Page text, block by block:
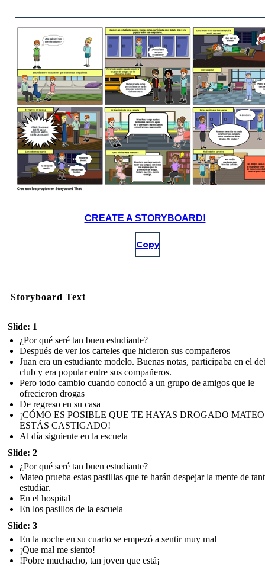
CREATE A STORYBOARD!
Copy
Storyboard Text
Slide: 1
¿Por qué seré tan buen estudiante?
Después de ver los carteles que hicieron sus compañeros
Juan era un estudiante modelo. Buenas notas, participaba en el
club y era popular entre sus compañeros.
Pero todo cambio cuando conoció a un grupo de amigos que le
ofrecieron drogas
De regreso en su casa
¡CÓMO ES POSIBLE QUE TE HAYAS DROGADO
ESTÁS CASTIGADO!
Al día siguiente en la escuela
Slide: 2
¿Por qué seré tan buen estudiante?
Mateo prueba estas pastillas que te harán despejar la mente de
estudiar.
En el hospital
En los pasillos de la escuela
Slide: 3
En la noche en su cuarto se empezó a sentir muy mal
¡Que mal me siento!
!Pobre muchacho, tan joven que está¡